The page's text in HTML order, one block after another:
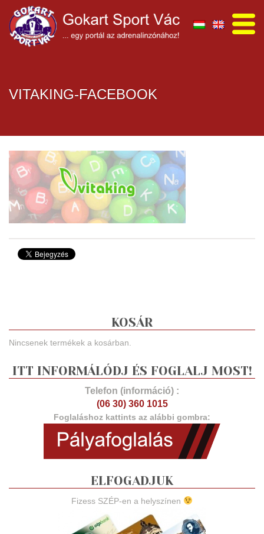
VITAKING-FACEBOOK
KOSÁR
Nincsenek termékek a kosárban.
ITT INFORMÁLÓDJ ÉS FOGLALJ MOST!
Telefon (információ) :
(06 30) 360 1015
Foglaláshoz kattints az alábbi gombra:
ELFOGADJUK
Fizess SZÉP-en a helyszínen